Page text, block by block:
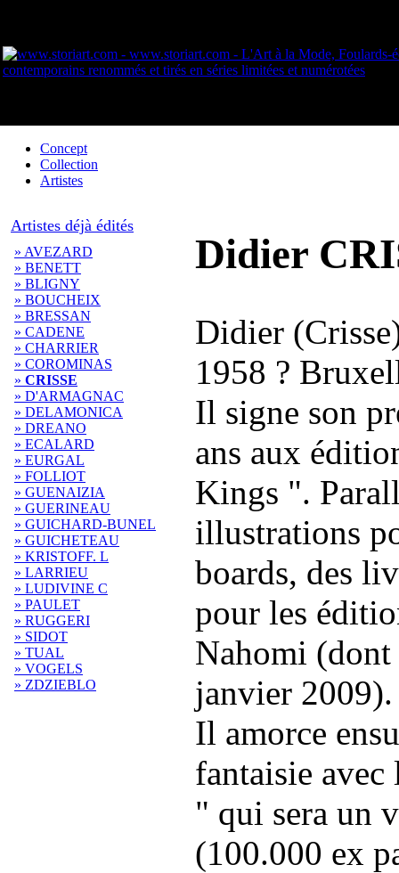
Concept
Collection
Artistes
Artistes déjà édités
» AVEZARD
» BENETT
» BLIGNY
» BOUCHEIX
» BRESSAN
» CADENE
» CHARRIER
» COROMINAS
» CRISSE
» D'ARMAGNAC
» DELAMONICA
» DREANO
» ECALARD
» EURGAL
» FOLLIOT
» GUENAIZIA
» GUERINEAU
» GUICHARD-BUNEL
» GUICHETEAU
» KRISTOFF. L
» LARRIEU
» LUDIVINE C
» PAULET
» RUGGERI
» SIDOT
» TUAL
» VOGELS
» ZDZIEBLO
Didier
Didier
1958 ?
Il signe son
ans aux
Kings ".
illustrations
boards, des
pour les
Nahomi (dont
janvier 2009).
Il amorce
fantaisie
" qui sera un
(100.000 ex